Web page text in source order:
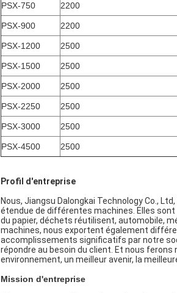
PSX-750 2200
PSX-900 2200
PSX-1200 2500
PSX-1500 2500
PSX-2000 2500
PSX-2250 2500
PSX-3000 2500
PSX-4500 2500
Profil d'entreprise
Nous, Jiangsu Dalongkai Technology Co.,
étendue de différentes machines. Elles
du papier, déchets réutilisent, automobile,
machines, nous exportent également
accomplissements significatifs par notre
répondre au besoin du client. Et nous
environnement, un meilleur avenir, la
Mission d'entreprise